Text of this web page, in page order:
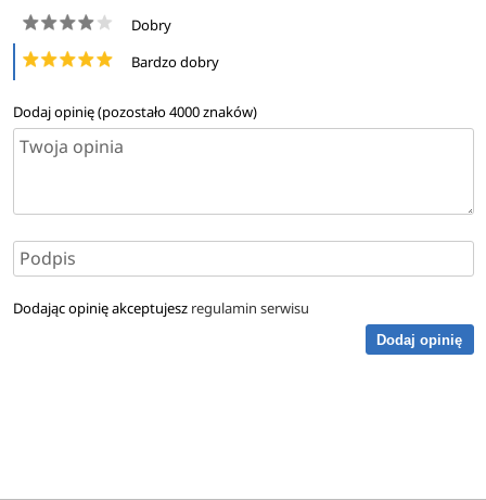
Dobry
Bardzo dobry
Dodaj opinię (pozostało4000znaków)
Dodając opinię akceptujesz regulamin serwisu
Dodaj opinię